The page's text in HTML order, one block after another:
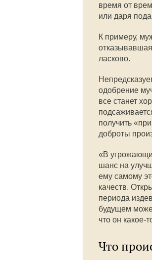
время от
или даря
К примеру,
ласково.
одобрение
все станет
получить
доброты
«В
шанс на
ему самому
качеств.
периода
будущем
что он какое-
Что